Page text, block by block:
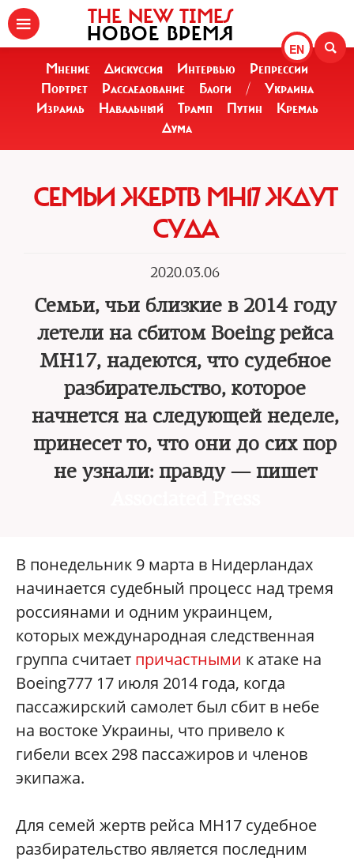
EN
THE NEW TIMES
НОВОЕ ВРЕМЯ
Мнение Дискуссия Интервью
Репрессии
Портрет
Расследование Блоги /
Украина
Израиль
Навальный Трамп Путин
Кремль
Дума
СЕМЬИ ЖЕРТВ MH17 ЖДУТ
СУДА
2020.03.06
Семьи, чьи близкие в 2014 году
летели на сбитом Boeing рейса
MH17, надеются, что судебное
разбирательство, которое
начнется на следующей неделе,
принесет то, что они до сих пор
не узнали: правду — пишет
В понедельник 9 марта в Нидерландах
начинается судебный процесс над тремя
россиянами и одним украинцем,
которых международная следственная
группа считает причастными к атаке на
Boeing777 17 июля 2014 года, когда
пассажирский самолет был сбит в небе
на востоке Украины, что привело к
гибели всех 298 пассажиров и членов
экипажа.
Для семей жертв рейса MH17 судебное
разбирательство является последним